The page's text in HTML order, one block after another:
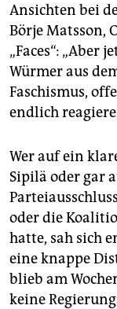
Ansichten bei
Börje Matsson,
„Faces“: „Aber
Würmer aus
Faschismus,
endlich
Wer auf ein
Sipilä oder gar
oder die
hatte, sah sich
eine knappe
blieb am
keine